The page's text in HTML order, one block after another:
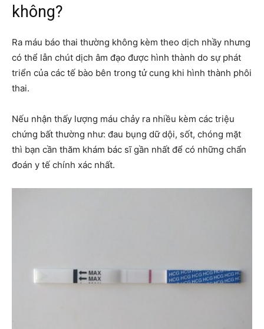
không?
Ra máu báo thai thường không kèm theo dịch nhầy nhưng
có thể lẫn chút dịch âm đạo được hình thành do sự phát
triển của các tế bào bên trong tử cung khi hình thành phôi
thai.
Nếu nhận thấy lượng máu chảy ra nhiều kèm các triệu
chứng bất thường như: đau bụng dữ dội, sốt, chóng mặt
thì bạn cần thăm khám bác sĩ gần nhất để có những chẩn
đoán y tế chính xác nhất.